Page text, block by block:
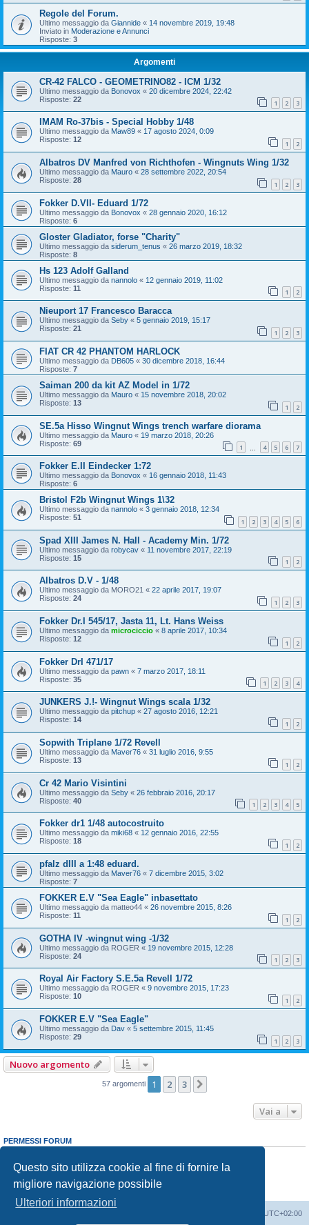
Questo sito utilizza cookie al fine di fornire la
migliore navigazione possibile
Ulteriori informazioni
Regole del Forum.
Ultimo messaggio da Giannide « 14 novembre 2019, 19:48
Inviato in Moderazione e Annunci
Risposte: 3
Argomenti
CR-42 FALCO - GEOMETRINO82 - ICM 1/32
Ultimo messaggio da Bonovox « 20 dicembre 2024, 22:42
Risposte: 22 1 2 3
IMAM Ro-37bis - Special Hobby 1/48
Ultimo messaggio da Maw89 « 17 agosto 2024, 0:09
Risposte: 12 1 2
Albatros DV Manfred von Richthofen - Wingnuts Wing 1/32
Ultimo messaggio da Mauro « 28 settembre 2022, 20:54
Risposte: 28 1 2 3
Fokker D.VII- Eduard 1/72
Ultimo messaggio da Bonovox « 28 gennaio 2020, 16:12
Risposte: 6
Gloster Gladiator, forse "Charity"
Ultimo messaggio da siderum_tenus « 26 marzo 2019, 18:32
Risposte: 8
Hs 123 Adolf Galland
Ultimo messaggio da nannolo « 12 gennaio 2019, 11:02
Risposte: 11 1 2
Nieuport 17 Francesco Baracca
Ultimo messaggio da Seby « 5 gennaio 2019, 15:17
Risposte: 21 1 2 3
FIAT CR 42 PHANTOM HARLOCK
Ultimo messaggio da DB605 « 30 dicembre 2018, 16:44
Risposte: 7
Saiman 200 da kit AZ Model in 1/72
Ultimo messaggio da Mauro « 15 novembre 2018, 20:02
Risposte: 13 1 2
SE.5a Hisso Wingnut Wings trench warfare diorama
Ultimo messaggio da Mauro « 19 marzo 2018, 20:26
Risposte: 69 1 4 5 6 7
Fokker E.II Eindecker 1:72
Ultimo messaggio da Bonovox « 16 gennaio 2018, 11:43
Risposte: 6
Bristol F2b Wingnut Wings 1\32
Ultimo messaggio da nannolo « 3 gennaio 2018, 12:34
Risposte: 51 1 2 3 4 5 6
Spad XIII James N. Hall - Academy Min. 1/72
Ultimo messaggio da robycav « 11 novembre 2017, 22:19
Risposte: 15 1 2
Albatros D.V - 1/48
Ultimo messaggio da MORO21 « 22 aprile 2017, 19:07
Risposte: 24 1 2 3
Fokker Dr.I 545/17, Jasta 11, Lt. Hans Weiss
Ultimo messaggio da microciccio « 8 aprile 2017, 10:34
Risposte: 12 1 2
Fokker DrI 471/17
Ultimo messaggio da pawn « 7 marzo 2017, 18:11
Risposte: 35 1 2 3 4
JUNKERS J.!- Wingnut Wings scala 1/32
Ultimo messaggio da pitchup « 27 agosto 2016, 12:21
Risposte: 14 1 2
Sopwith Triplane 1/72 Revell
Ultimo messaggio da Maver76 « 31 luglio 2016, 9:55
Risposte: 13 1 2
Cr 42 Mario Visintini
Ultimo messaggio da Seby « 26 febbraio 2016, 20:17
Risposte: 40 1 2 3 4 5
Fokker dr1 1/48 autocostruito
Ultimo messaggio da miki68 « 12 gennaio 2016, 22:55
Risposte: 18 1 2
pfalz dIII a 1:48 eduard.
Ultimo messaggio da Maver76 « 7 dicembre 2015, 3:02
Risposte: 7
FOKKER E.V "Sea Eagle" inbasettato
Ultimo messaggio da matteo44 « 26 novembre 2015, 8:26
Risposte: 11 1 2
GOTHA IV -wingnut wing -1/32
Ultimo messaggio da ROGER « 19 novembre 2015, 12:28
Risposte: 24 1 2 3
Royal Air Factory S.E.5a Revell 1/72
Ultimo messaggio da ROGER « 9 novembre 2015, 17:23
Risposte: 10 1 2
FOKKER E.V "Sea Eagle"
Ultimo messaggio da Dav « 5 settembre 2015, 11:45
Risposte: 29 1 2 3
Nuovo argomento
57 argomenti 1 2 3
Vai a
PERMESSI FORUM
Non puoirispondere negli argomenti
Non puoimodificare i tuoi messaggi
Non puoicancellare i tuoi messaggi
Non puoi
inviare allegati
UTC+02:00